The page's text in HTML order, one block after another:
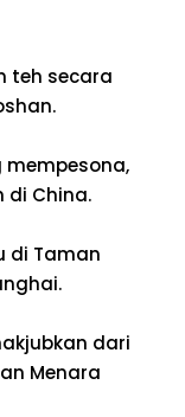
teh secara
mempesona,
di China.
di Taman
dari
Menara